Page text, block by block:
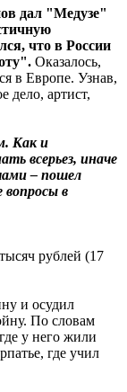
дал "Медузе"
что в России
Оказалось,
в Европе. Узнав,
дело, артист,
Как и
всерьез, иначе
– пошел
вопросы в
рублей (17
и осудил
По словам
у него жили
где учил